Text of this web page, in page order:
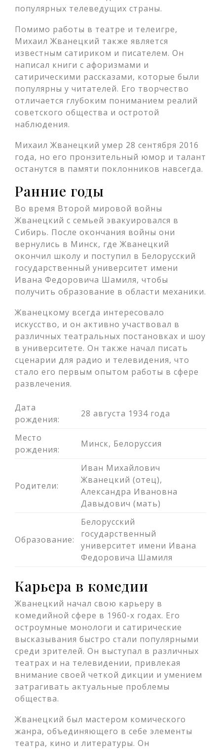
популярных телеведущих страны.
Помимо работы в театре и телеигре,
Михаил Жванецкий также является
известным сатириком и писателем. Он
написал книги с афоризмами и
сатирическими рассказами, которые были
популярны у читателей. Его творчество
отличается глубоким пониманием реалий
советского общества и остротой
наблюдения.
Михаил Жванецкий умер 28 сентября 2016
года, но его пронзительный юмор и талант
останутся в памяти поклонников навсегда.
Ранние годы
Во время Второй мировой войны
Жванецкий с семьей эвакуировался в
Сибирь. После окончания войны они
вернулись в Минск, где Жванецкий
окончил школу и поступил в Белорусский
государственный университет имени
Ивана Федоровича Шамиля, чтобы
получить образование в области механики.
Жванецкому всегда интересовало
искусство, и он активно участвовал в
различных театральных постановках и шоу
в университете. Он также начал писать
сценарии для радио и телевидения, что
стало его первым опытом работы в сфере
развлечения.
Дата
рождения:
28 августа 1934 года
Место
рождения:
Минск, Белоруссия
Родители:
Иван Михайлович
Жванецкий (отец),
Александра Ивановна
Давыдович (мать)
Образование:
Белорусский
государственный
университет имени Ивана
Федоровича Шамиля
Карьера в комедии
Жванецкий начал свою карьеру в
комедийной сфере в 1960-х годах. Его
остроумные монологи и сатирические
высказывания быстро стали популярными
среди зрителей. Он выступал в различных
театрах и на телевидении, привлекая
внимание своей четкой дикции и умением
затрагивать актуальные проблемы
общества.
Жванецкий был мастером комического
жанра, объединяющего в себе элементы
театра, кино и литературы. Он